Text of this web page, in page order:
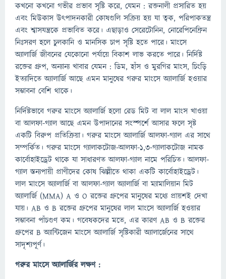
কখনো কখনো গভীর প্রভাব সৃষ্টি করে, যেমন : রক্তনালী প্রসারিত হয়
এবং মিউকাস উৎপাদনকারী কোষগুলি সক্রিয় হয় যা ত্বক, পরিপাকতন্ত্র
এবং শ্বাসযন্ত্রকে প্রভাবিত করে। এছাড়াও সেরেটোনিন, নোরেপিনেফ্রিন
নিঃসরণ হলে চুলকানি ও মানসিক চাপ সৃষ্টি হতে পারে। মাংসে
অ্যালার্জি জীবনের যেকোনো পর্যায়ে বিকাশ লাভ করতে পারে। নির্দিষ্ট
রক্তের গ্রুপ, অন্যান্য খাবার যেমন : ডিম, হাঁস ও মুরগির মাংস, চিংড়ি
ইত্যাদিতে অ্যালার্জি আছে এমন মানুষের গরুর মাংসে অ্যালার্জি হওয়ার
সম্ভাবনা বেশি থাকে।
নির্দিষ্টভাবে গরুর মাংসে অ্যালার্জি হলো রেড মিট বা লাল মাংস খাওয়া
বা আলফা-গ্যাল আছে এমন উপাদানের সংস্পর্শে আসার ফলে সৃষ্ট
একটি বিরুপ প্রতিক্রিয়া। গরুর মাংসে অ্যালার্জি আলফা-গ্যাল এর সাথে
সম্পর্কিত। গরুর মাংসে গ্যালাকটোজ-আলফা-1,3-গ্যালাকটোজ নামক
কার্বোহাইড্রেট থাকে যা সাধারণত আলফা-গ্যাল নামে পরিচিত। আলফা-
গ্যাল স্তন্যপায়ী প্রাণীদের কোষ ঝিল্লীতে থাকা একটি কার্বোহাইড্রেট।
লাল মাংসে অ্যালার্জি বা আলফা-গ্যাল অ্যালার্জি বা ম্যামালিয়ান মিট
অ্যালার্জি (MMA) A ও O রক্তের গ্রুপের মানুষের মধ্যে প্রায়শই দেখা
যায়। AB ও B রক্তের গ্রুপের মানুষের লাল মাংসে অ্যালার্জি হওয়ার
সম্ভাবনা পাঁচগুণ কম। গবেষকদের মতে, এর কারণ AB ও B রক্তের
গ্রুপের B অ্যান্টিজেন মাংসে অ্যালার্জি সৃষ্টিকারী অ্যালার্জেনের সাথে
সাদৃশ্যপূর্ণ।
গরুর মাংসে অ্যালার্জির লক্ষণ :